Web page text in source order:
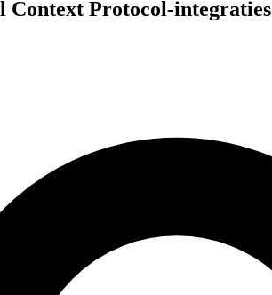
Context Protocol-integraties